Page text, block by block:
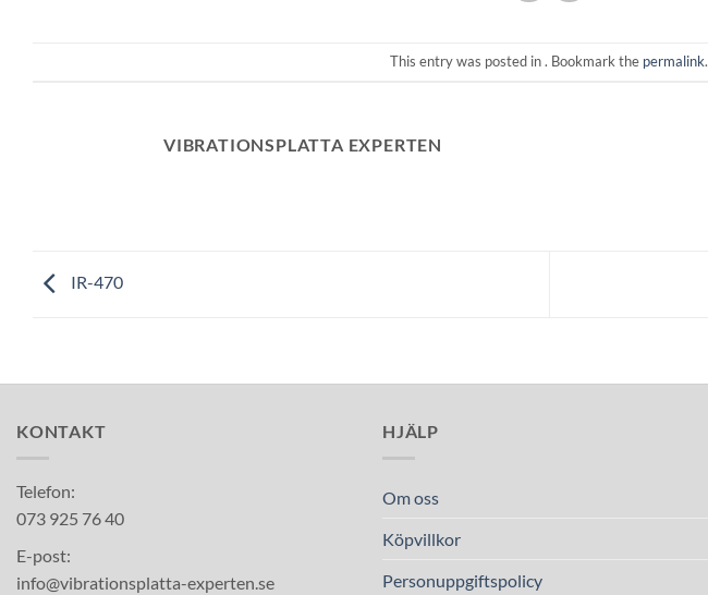
This entry was posted in . Bookmark the permalink.
VIBRATIONSPLATTA EXPERTEN
IR-470
KONTAKT
Telefon:
073 925 76 40
E-post:
info@vibrationsplatta-experten.se
HJÄLP
Om oss
Köpvillkor
Personuppgiftspolicy